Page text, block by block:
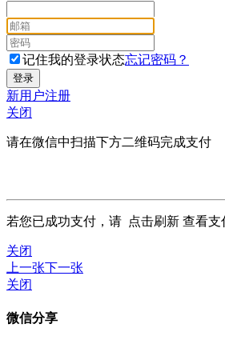
记住我的登录状态忘记密码？
新用户注册
关闭
请在微信中扫描下方二维码完成支付
若您已成功支付，请 点击刷新 查看支
关闭
上一张下一张
关闭
微信分享